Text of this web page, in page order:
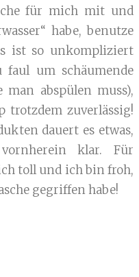
für mich mit und
habe, benutze
ist so unkompliziert
um schäumende
man abspülen muss),
zuverlässig!
dauert es etwas,
klar. Für
toll und ich bin froh,
gegriffen habe!